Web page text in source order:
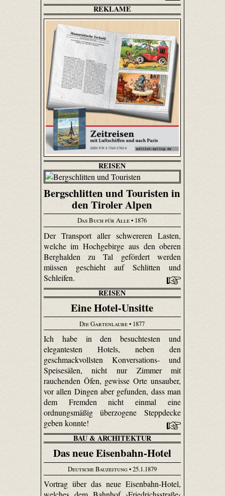
REKLAME
REISEN
Bergschlitten und Touristen in
den Tiroler Alpen
Das Buch für Alle• 1876
Der Transport aller schwereren Lasten,
welche im Hochgebirge aus den oberen
Berghalden zu Tal gefördert werden
müssen geschieht auf Schlitten und
Schleifen.
REISEN
Eine Hotel-Unsitte
Die Gartenlaube• 1877
Ich habe in den besuchtesten und
elegantesten Hotels, neben den
geschmackvollsten Konversations- und
Speisesälen, nicht nur Zimmer mit
rauchenden Öfen, gewisse Orte unsauber,
vor allen Dingen aber gefunden, dass man
dem Fremden nicht einmal eine
ordnungsmäßig überzogene Steppdecke
geben konnte!
BAU & ARCHITEKTUR
Das neue Eisenbahn-Hotel
Deutsche Bauzeitung• 25.1.1879
Vortrag über das neue Eisenbahn-Hotel,